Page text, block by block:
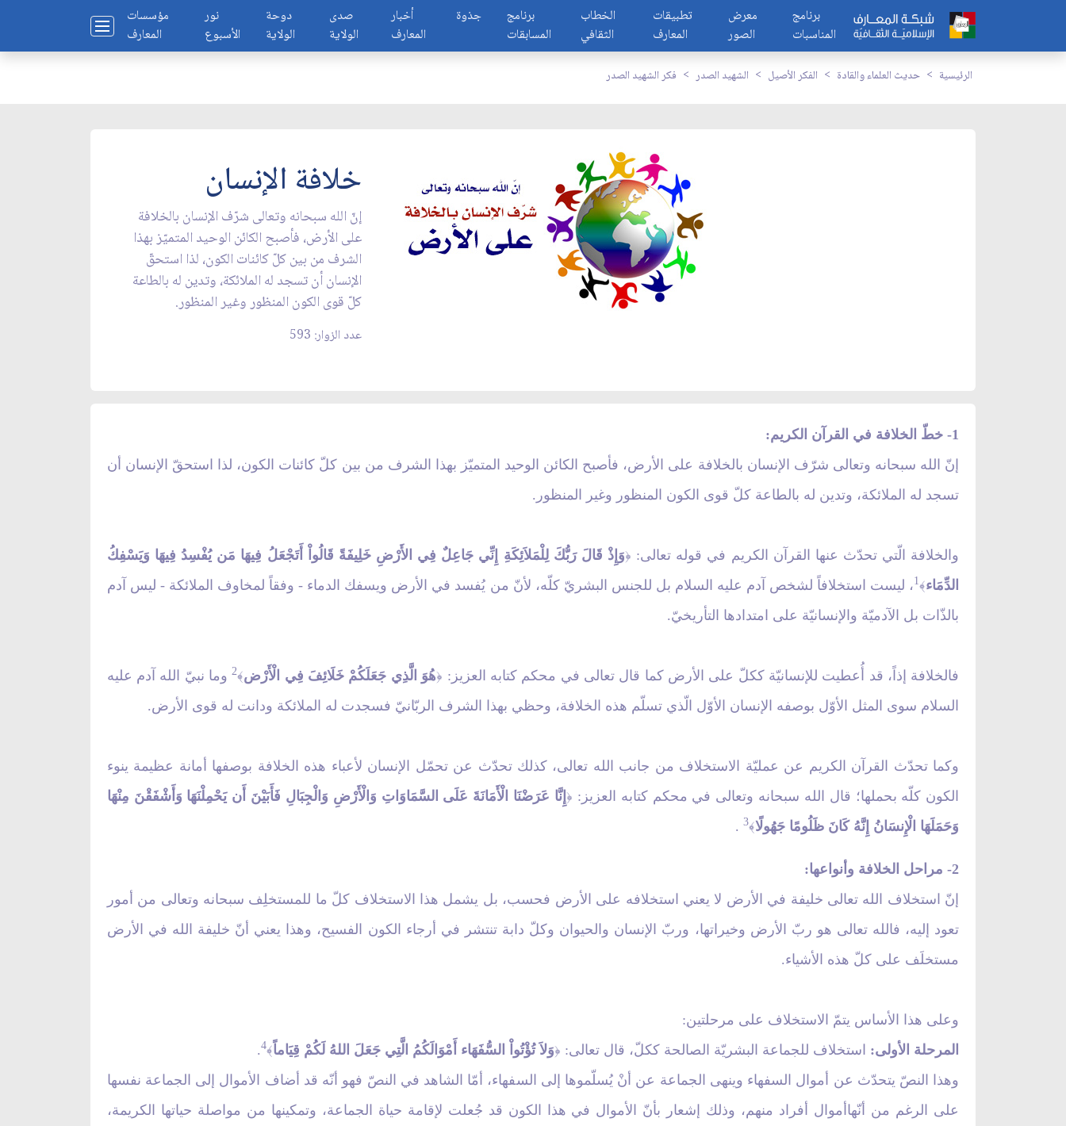
مؤسسات
المعارف
نور
الأسبوع
دوحة
الولاية
صدى
الولاية
أخبار
المعارف
جذوة
برنامج
المسابقات
الخطاب
الثقافي
تطبيقات
المعارف
معرض
الصور
برنامج
المناسبات
الرئيسية حديث العلماء والقادة الفكر الأصيل الشهيد الصدر فكر الشهيد الصدر
خلافة الإنسان
إنّ الله سبحانه وتعالى شرّف الإنسان بالخلافة
على الأرض، فأصبح الكائن الوحيد المتميّز بهذا
الشرف من بين كلّ كائنات الكون، لذا استحقّ
الإنسان أن تسجد له الملائكة، وتدين له بالطاعة
كلّ قوى الكون المنظور وغير المنظور.
عدد الزوار: 593
1- خطّ الخلافة في القرآن الكريم:
إنّ الله سبحانه وتعالى شرّف الإنسان بالخلافة على الأرض، فأصبح الكائن الوحيد المتميّز بهذا الشرف من بين كلّ كائنات الكون، لذا استحقّ الإنسان أن
تسجد له الملائكة، وتدين له بالطاعة كلّ قوى الكون المنظور وغير المنظور.
والخلافة الّتي تحدّث عنها القرآن الكريم في قوله تعالى: ﴿وَإِذْ قَالَ رَبُّكَ لِلْمَلاَئِكَةِ إِنِّي جَاعِلٌ فِي الأَرْضِ خَلِيفَةً قَالُواْ أَتَجْعَلُ فِيهَا مَن يُفْسِدُ فِيهَا وَيَسْفِكُ
الدِّمَاء﴾1، ليست استخلافاً لشخص آدم عليه السلام بل للجنس البشريّ كلّه، لأنّ من يُفسد في الأرض ويسفك الدماء - وفقاً لمخاوف الملائكة - ليس آدم
بالذّات بل الآدميّة والإنسانيّة على امتدادها التأريخيّ.
فالخلافة إذاً، قد أُعطيت للإنسانيّة ككلّ على الأرض كما قال تعالى في محكم كتابه العزيز: ﴿هُوَ الَّذِي جَعَلَكُمْ خَلَائِفَ فِي الْأَرْض﴾2وما نبيّ الله آدم عليه
السلام سوى المثل الأوّل بوصفه الإنسان الأوّل الّذي تسلّم هذه الخلافة، وحظي بهذا الشرف الربّانيّ فسجدت له الملائكة ودانت له قوى الأرض.
وكما تحدّث القرآن الكريم عن عمليّة الاستخلاف من جانب الله تعالى، كذلك تحدّث عن تحمّل الإنسان لأعباء هذه الخلافة بوصفها أمانة عظيمة ينوء
الكون كلّه بحملها؛ قال الله سبحانه وتعالى في محكم كتابه العزيز: ﴿ إِنَّا عَرَضْنَا الْأَمَانَةَ عَلَى السَّمَاوَاتِ وَالْأَرْضِ وَالْجِبَالِ فَأَبَيْنَ أَن يَحْمِلْنَهَا وَأَشْفَقْنَ مِنْهَا
وَحَمَلَهَا الْإِنسَانُ إِنَّهُ كَانَ ظَلُومًا جَهُولًا﴾3
.
2- مراحل الخلافة وأنواعها:
إنّ استخلاف الله تعالى خليفة في الأرض لا يعني استخلافه على الأرض فحسب، بل يشمل هذا الاستخلاف كلّ ما للمستخلِف سبحانه وتعالى من أمور
تعود إليه، فالله تعالى هو ربّ الأرض وخيراتها، وربّ الإنسان والحيوان وكلّ دابة تنتشر في أرجاء الكون الفسيح، وهذا يعني أنّ خليفة الله في الأرض
مستخلَف على كلّ هذه الأشياء.
وعلى هذا الأساس يتمّ الاستخلاف على مرحلتين:
المرحلة الأولى: استخلاف للجماعة البشريّة الصالحة ككلّ، قال تعالى: ﴿وَلاَ تُؤْتُواْ السُّفَهَاء أَمْوَالَكُمُ الَّتِي جَعَلَ اللهُ لَكُمْ قِيَاماً﴾4
.
وهذا النصّ يتحدّث عن أموال السفهاء وينهى الجماعة عن أنْ يُسلّموها إلى السفهاء، أمّا الشاهد في النصّ فهو أنّه قد أضاف الأموال إلى الجماعة نفسها
على الرغم من أنّهاأموال أفراد منهم، وذلك إشعار بأنّ الأموال في هذا الكون قد جُعلت لإقامة حياة الجماعة، وتمكينها من مواصلة حياتها الكريمة،